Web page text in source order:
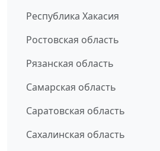
Республика Хакасия
Ростовская область
Рязанская область
Самарская область
Саратовская область
Сахалинская область